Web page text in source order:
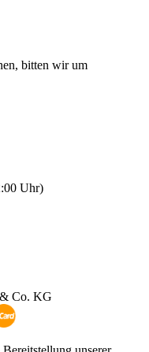
bitten wir um
Uhr)
Co. KG